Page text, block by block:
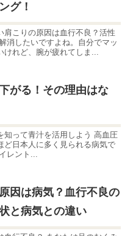
グ！
肩こりの原因は血行不良？活性
消したいですよね。自分でマッ
けれど、腕が疲れてしま...
がる！その理由はな
知って青汁を活用しよう 高血圧
ど日本人に多く見られる病気で
レント...
因は病気？血行不良の
と病気との違い